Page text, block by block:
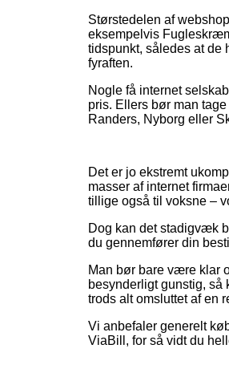
Størstedelen af
eksempelvis
tidspunkt, således at de
fyraften.
Nogle få internet
pris. Ellers bør man
Randers, Nyborg eller
Det er jo ekstremt
masser af internet
tillige også til voksne –
Dog kan det stadigvæk
du gennemfører din
Man bør bare være klar
besynderligt gunstig,
trods alt omsluttet af en
Vi anbefaler generelt
ViaBill, for så vidt du